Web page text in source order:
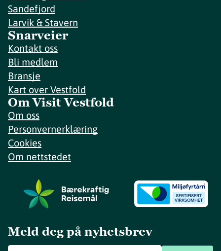
Sandefjord
Larvik & Stavern
Snarveier
Kontakt oss
Bli medlem
Bransje
Kart over Vestfold
Om Visit Vestfold
Om oss
Personvernerklæring
Cookies
Om nettstedet
Meld deg på nyhetsbrev